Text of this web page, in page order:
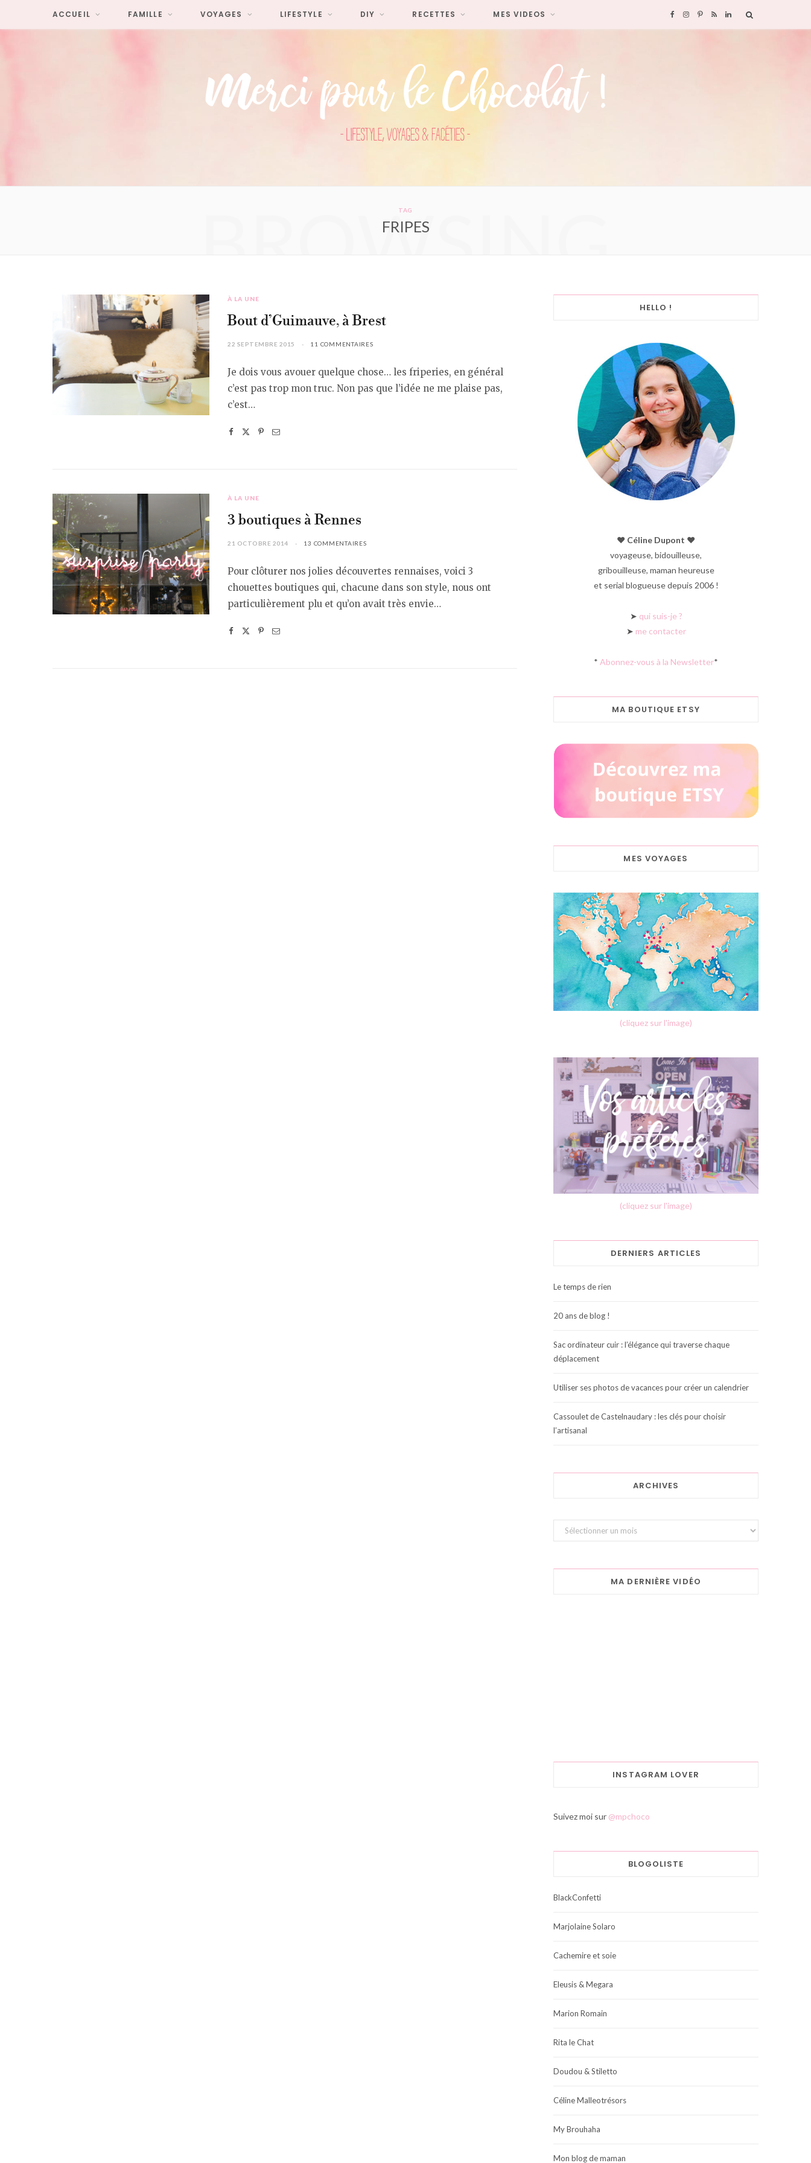
F I P
e
R L
I
ACCUEIL FAMILLE VOYAGES LIFESTYLE DIY RECETTES MES VIDEOS
TAG
FRIPES
BROWSING
À LA UNE
Bout d’Guimauve, à Brest
22 SEPTEMBRE 2015 11 COMMENTAIRES
Je dois vous avouer quelque chose… les friperies, en général
c’est pas trop mon truc. Non pas que l’idée ne me plaise pas,
c’est…
À LA UNE
3 boutiques à Rennes
21 OCTOBRE 2014 13 COMMENTAIRES
Pour clôturer nos jolies découvertes rennaises, voici 3
chouettes boutiques qui, chacune dans son style, nous ont
particulièrement plu et qu’on avait très envie…
HELLO !
♥︎ Céline Dupont ♥︎
voyageuse, bidouilleuse,
gribouilleuse, maman heureuse
et serial blogueuse depuis 2006 !
➤ qui suis-je ?
➤ me contacter
* Abonnez-vous à la Newsletter*
MA BOUTIQUE ETSY
MES VOYAGES
(cliquez sur l'image)
(cliquez sur l'image)
DERNIERS ARTICLES
Le temps de rien
20 ans de blog !
Sac ordinateur cuir : l’élégance qui traverse chaque
déplacement
Utiliser ses photos de vacances pour créer un calendrier
Cassoulet de Castelnaudary : les clés pour choisir
l’artisanal
ARCHIVES
Archives
MA DERNIÈRE VIDÉO
INSTAGRAM LOVER
Suivez moi sur @mpchoco
BLOGOLISTE
BlackConfetti
Marjolaine Solaro
Cachemire et soie
Eleusis & Megara
Marion Romain
Rita le Chat
Doudou & Stiletto
Céline Malleotrésors
My Brouhaha
Mon blog de maman